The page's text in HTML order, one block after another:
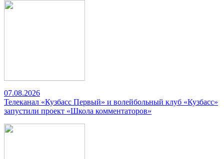
07.08.2026
Телеканал «Кузбасс Первый» и волейбольный клуб «Кузбасс»
запустили проект «Школа комментаторов»